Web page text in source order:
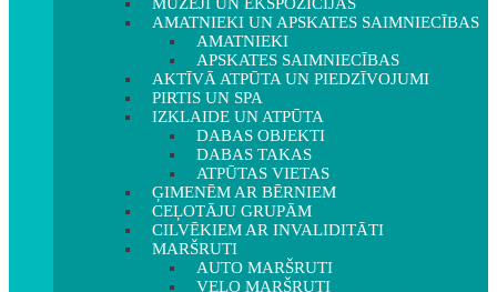
AMATNIEKI UN APSKATES SAIMNIECĪBAS
AMATNIEKI
APSKATES SAIMNIECĪBAS
AKTĪVĀ ATPŪTA UN PIEDZĪVOJUMI
PIRTIS UN SPA
IZKLAIDE UN ATPŪTA
DABAS OBJEKTI
DABAS TAKAS
ATPŪTAS VIETAS
ĢIMENĒM AR BĒRNIEM
CEĻOTĀJU GRUPĀM
CILVĒKIEM AR INVALIDITĀTI
MARŠRUTI
AUTO MARŠRUTI
VELO MARŠRUTI